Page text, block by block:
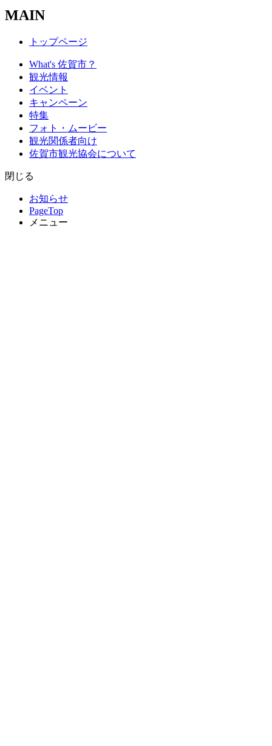
MAIN
トップページ
What's 佐賀市？
観光情報
イベント
キャンペーン
特集
フォト・ムービー
観光関係者向け
佐賀市観光協会について
閉じる
お知らせ
PageTop
メニュー